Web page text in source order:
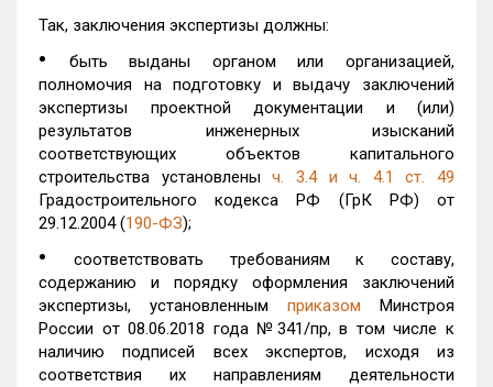
Так, заключения экспертизы должны:
•
быть выданы органом или организацией,
полномочия на подготовку и выдачу заключений
экспертизы проектной документации и (или)
результатов инженерных изысканий
соответствующих объектов капитального
строительства установленыч. 3.4 и ч. 4.1 ст. 49
Градостроительного кодекса РФ (ГрК РФ) от
29.12.2004 (190-ФЗ);
•
соответствовать требованиям к составу,
содержанию и порядку оформления заключений
экспертизы, установленным приказом Минстроя
России от 08.06.2018 года №341/пр, в том числе к
наличию подписей всех экспертов, исходя из
соответствия их направлениям деятельности